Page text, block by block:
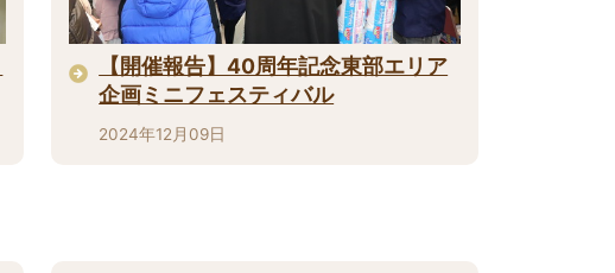
【開催報告】40周年記念東部エリア
企画ミニフェスティバル
2024年12月09日